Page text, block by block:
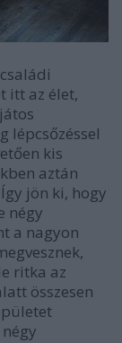
itt az élet,
lépcsőzéssel
kis
aztán
jön ki, hogy
négy
a nagyon
ritka az
összesen